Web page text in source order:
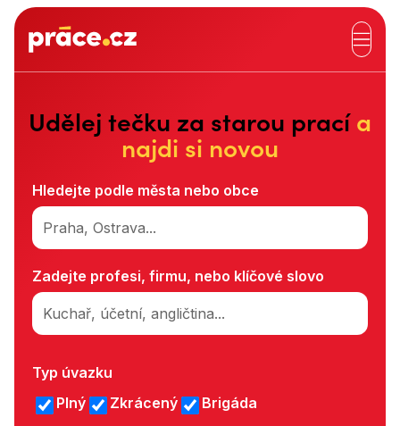
Hlavní záhlaví
Udělej tečku za starou pracía
najdi si novou
Hledejte podle města nebo obce
Praha, Ostrava...
Zadejte profesi, firmu, nebo klíčové slovo
Kuchař, účetní, angličtina...
Typ úvazku
Typ úvazku
Plný
Zkrácený Brigáda